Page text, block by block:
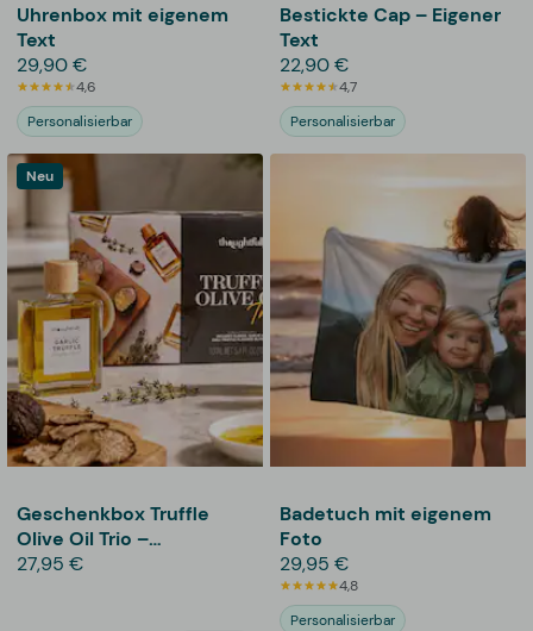
Uhrenbox mit eigenem
Text
29,90 €
4,6
Personalisierbar
Bestickte Cap – Eigener
Text
22,90 €
4,7
Personalisierbar
Neu
Geschenkbox Truffle
Olive Oil Trio –
Thoughtfully
27,95 €
Badetuch mit eigenem
Foto
29,95 €
4,8
Personalisierbar